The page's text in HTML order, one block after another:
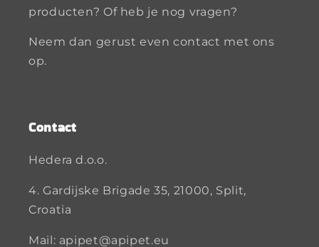
producten? Of heb je nog vragen?
Neem dan gerust even contact met ons
op.
Contact
Hedera d.o.o.
4. Gardijske Brigade 35, 21000, Split,
Croatia
Mail: apipet@apipet.eu